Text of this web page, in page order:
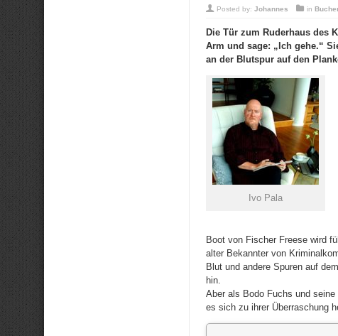
Posted by: Johannes in
Die Tür zum Ruderhaus des
Arm und sage: „Ich gehe.“
an der Blutspur auf den
Ivo Pala
Boot von Fischer Freese wird
alter Bekannter von
Blut und andere Spuren auf
hin.
Aber als Bodo Fuchs und
es sich zu ihrer Überraschung